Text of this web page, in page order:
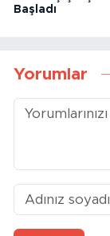
Başladı
Yorumlar